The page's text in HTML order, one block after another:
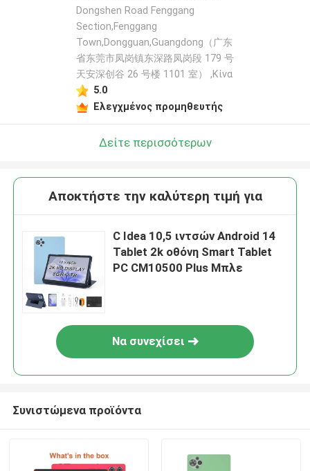
Dongshen Road Fenggang
Section,Fenggang
Town,Dongguan,Guangdong（广东
省东莞市凤岗镇东深路凤岗段 179 号
天安深创谷 26 号楼 1101 室） ,Κίνα
5.0
Ελεγχμένος προμηθευτής
Δείτε περισσότερων
Αποκτήστε την καλύτερη τιμή για
C Idea 10,5 ιντσών Android 14
Tablet 2k οθόνη Smart Tablet
PC CM10500 Plus Μπλε
Να συνεχίσει
Συνιστώμενα προϊόντα